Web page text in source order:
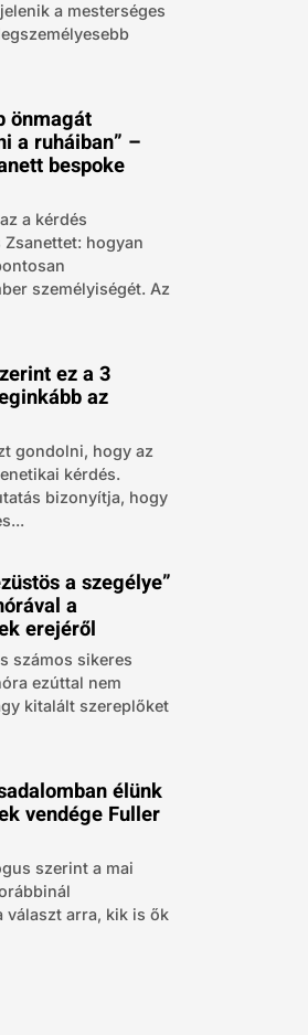
a mesterséges
önmagát
a ruháiban” –
bespoke
a kérdés
hogyan
személyiségét. Az
ez a 3
az
gondolni, hogy az
kérdés.
bizonyítja, hogy
a szegélye”
a
erejéről
számos sikeres
ezúttal nem
kitalált szereplőket
élünk
vendége Fuller
szerint a mai
választ arra, kik is ők